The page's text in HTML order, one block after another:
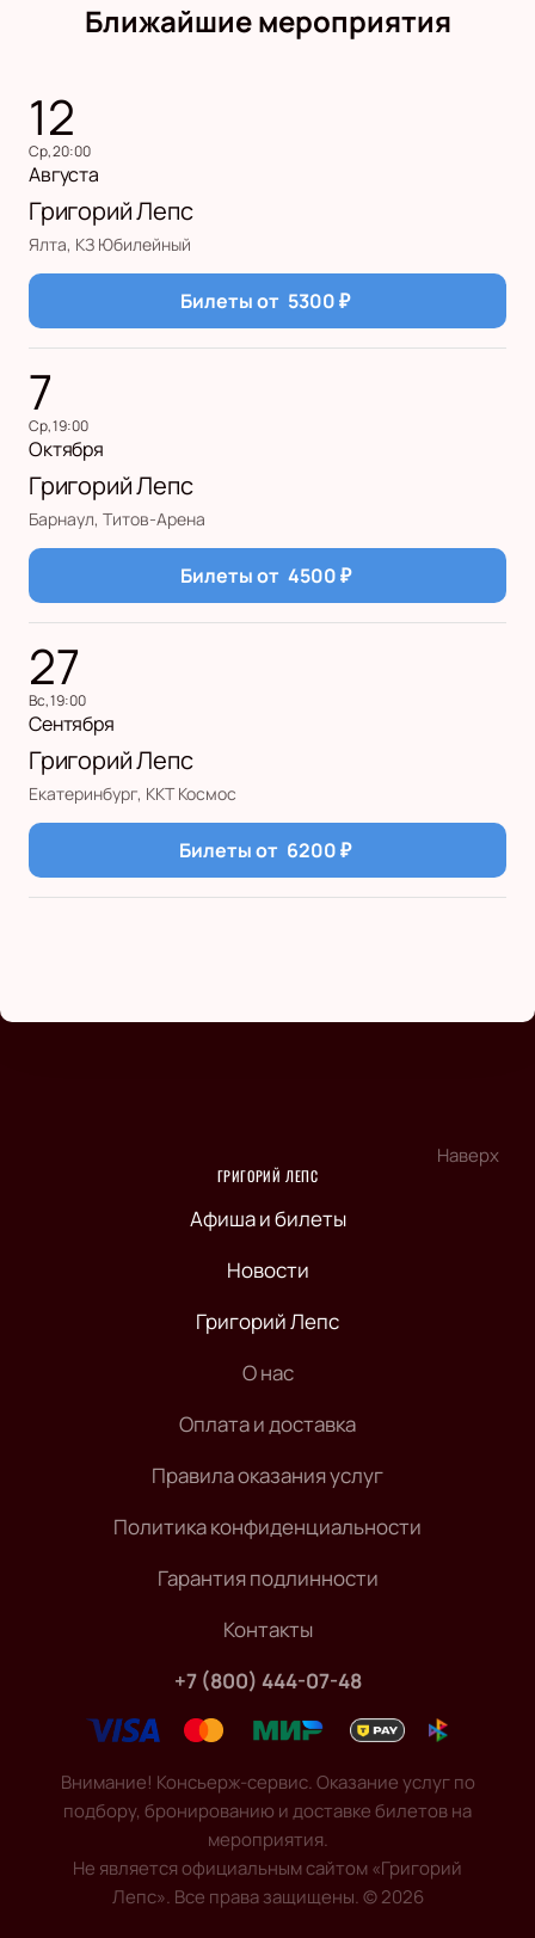
Ближайшие мероприятия
12
ср, 20:00
Августа
Григорий Лепс
Ялта, КЗ Юбилейный
Билеты от 5300₽
7
ср, 19:00
Октября
Григорий Лепс
Барнаул, Титов-Арена
Билеты от 4500₽
27
вс, 19:00
Сентября
Григорий Лепс
Екатеринбург, ККТ Космос
Билеты от 6200₽
Наверх
ГРИГОРИЙ ЛЕПС
Афиша и билеты
Новости
Григорий Лепс
О нас
Оплата и доставка
Правила оказания услуг
Политика конфиденциальности
Гарантия подлинности
Контакты
+7 (800) 444-07-48
Внимание! Консьерж-сервис. Оказание услуг по
подбору, бронированию и доставке билетов на
мероприятия.
Не является официальным сайтом «Григорий
Лепс». Все права защищены.©2026